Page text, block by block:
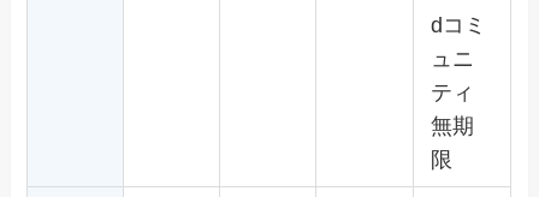
dコミ
ュニ
ティ
無期
限